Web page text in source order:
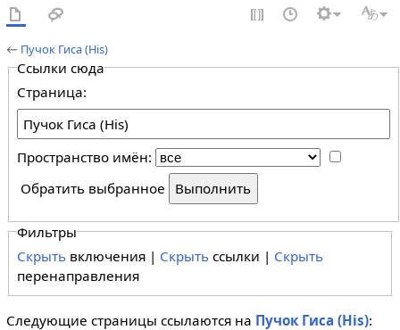
← Пучок Гиса (His)
Ссылки сюда
Страница:
Пространство имён:
Обратить выбранное
Фильтры
Скрыть включения | Скрыть ссылки | Скрыть
перенаправления
Следующие страницы ссылаются на Пучок Гиса (His):